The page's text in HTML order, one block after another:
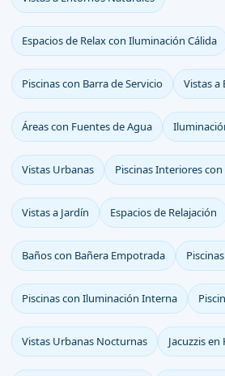
Espacios de Relax con Iluminación Cálida
Piscinas con Barra de Servicio Vistas a
Áreas con Fuentes de Agua
Vistas Urbanas Piscinas Interiores con
Vistas a Jardín Espacios de Relajación
Baños con Bañera Empotrada
Piscinas con Iluminación Interna
Vistas Urbanas Nocturnas Jacuzzis